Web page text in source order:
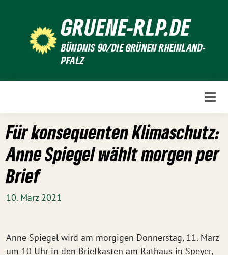
GRUENE-RLP.DE
BÜNDNIS 90/DIE GRÜNEN RHEINLAND-
PFALZ
Für konsequenten Klimaschutz:
Anne Spiegel wählt morgen per
Brief
10. März 2021
Anne Spiegel wird am morgigen Donnerstag, 11. März
um 10 Uhr in den Briefkasten am Rathaus in Speyer,